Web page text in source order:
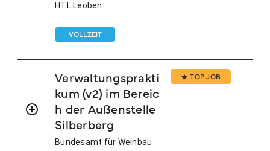
HTL Leoben
VOLLZEIT
Verwaltungsprakti
kum (v2) im Bereic
h der Außenstelle
Silberberg
TOP JOB
Bundesamt für Weinbau